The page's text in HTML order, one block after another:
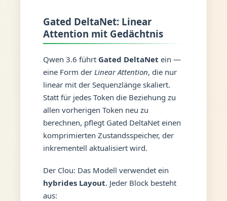
Gated DeltaNet: Linear
Attention mit Gedächtnis
Qwen 3.6 führt Gated DeltaNet ein —
eine Form der Linear Attention, die nur
linear mit der Sequenzlänge skaliert.
Statt für jedes Token die Beziehung zu
allen vorherigen Token neu zu
berechnen, pflegt Gated DeltaNet einen
komprimierten Zustandsspeicher, der
inkrementell aktualisiert wird.
Der Clou: Das Modell verwendet ein
hybrides Layout. Jeder Block besteht
aus: